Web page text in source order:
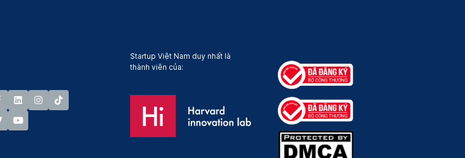
Startup Việt Nam duy nhất là
thành viên của: